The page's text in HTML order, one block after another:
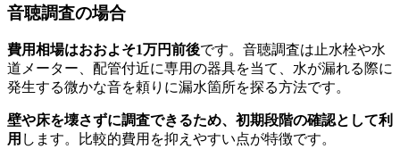
音聴調査の場合
費用相場はおおよそ1万円前後です。音聴調査は止水栓や水
道メーター、配管付近に専用の器具を当て、水が漏れる際に
発生する微かな音を頼りに漏水箇所を探る方法です。
壁や床を壊さずに調査できるため、初期段階の確認として利
用 します。比較的費用を抑えやすい点が特徴です。